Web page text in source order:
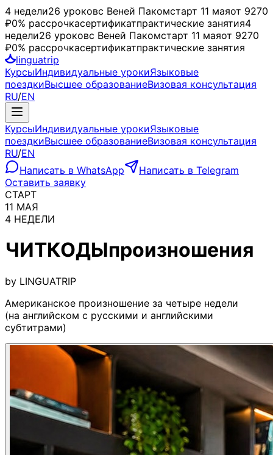
4 недели26 уроковс Веней Пакомстарт 11 маяот 9270
₽0% рассрочкасертификатпрактические занятия4
недели26 уроковс Веней Пакомстарт 11 маяот 9270
₽0% рассрочкасертификатпрактические занятия
linguatrip
КурсыИндивидуальные урокиЯзыковые
поездкиВысшее образованиеВизовая консультация
RU/EN
КурсыИндивидуальные урокиЯзыковые
поездкиВысшее образованиеВизовая консультация
RU/EN
Написать в WhatsApp
Написать в Telegram
Оставить заявку
СТАРТ
11 МАЯ
4 НЕДЕЛИ
ЧИТКОДЫпроизношения
by LINGUATRIP
Американское произношение за четыре недели
(на английском с русскими и английскими
субтитрами)